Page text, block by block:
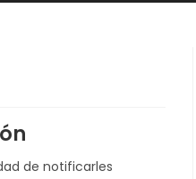
de notificarles